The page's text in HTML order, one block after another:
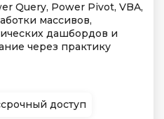
Query, Power Pivot, VBA,
массивов,
дашбордов и
через практику
доступ